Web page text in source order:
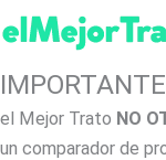
IMPORTANTE
el Mejor Trato NO
un comparador de